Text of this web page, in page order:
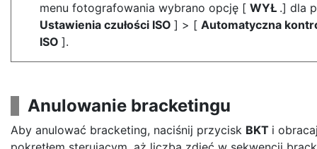
menu fotografowania wybrano opcję [ WYŁ .] dla
Ustawienia czułości ISO ] > [ Automatyczna
ISO ].
Anulowanie bracketingu
Aby anulować bracketing, naciśnij przycisk BKT i